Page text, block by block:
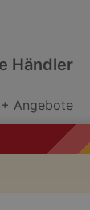
Händler
Angebote
Angebote